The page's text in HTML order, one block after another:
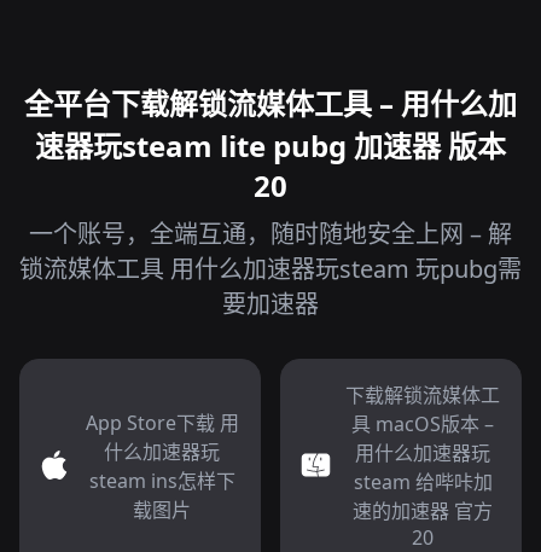
全平台下载解锁流媒体工具 – 用什么加
速器玩steam lite pubg 加速器 版本
20
一个账号，全端互通，随时随地安全上网 – 解
锁流媒体工具 用什么加速器玩steam 玩pubg需
要加速器
App Store下载 用
什么加速器玩
steam ins怎样下
载图片
下载解锁流媒体工
具 macOS版本 –
用什么加速器玩
steam 给哔咔加
速的加速器 官方
20